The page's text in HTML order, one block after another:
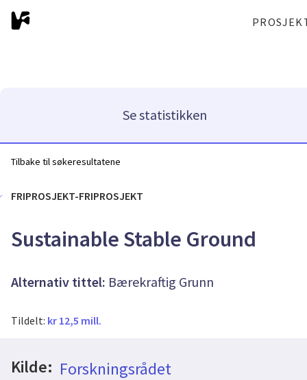
Se statistikken
Tilbake til søkeresultatene
FRIPROSJEKT-FRIPROSJEKT
Sustainable Stable Ground
Alternativ tittel: Bærekraftig Grunn
Tildelt: kr 12,5 mill.
Kilde: Forskningsrådet